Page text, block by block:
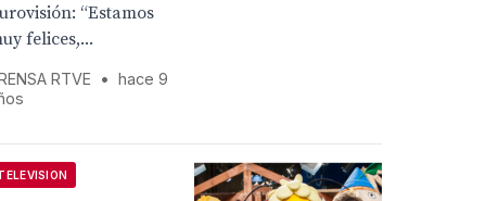
“Estamos
felices,...
RTVE •
hace 9